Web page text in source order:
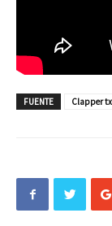
FUENTE Clapper